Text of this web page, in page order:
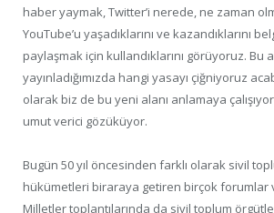
haber yaymak, Twitter’i nerede, ne zaman
YouTube’u yaşadıklarını ve kazandıklarını
paylaşmak için kullandıklarını görüyoruz. Bu
yayınladığımızda hangi yasayı çiğniyoruz
olarak biz de bu yeni alanı anlamaya
umut verici gözüküyor.
Bugün 50 yıl öncesinden farklı olarak sivil
hükümetleri biraraya getiren birçok forumlar
Milletler toplantılarında da sivil toplum